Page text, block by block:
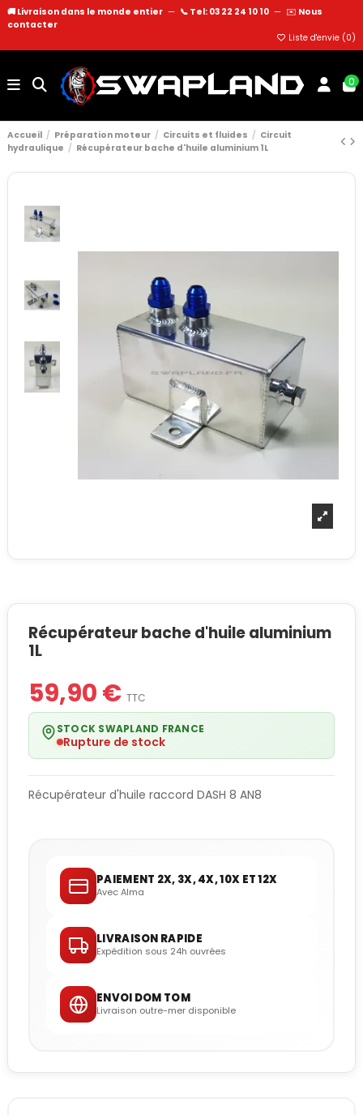
🚚 Livraison dans le monde entier — 📞 Tel: 03 22 24 10 10 — ✉️ Nous
contacter
Liste d'envie (0)
0
Accueil Préparation moteur Circuits et fluides
Circuit
hydraulique
Récupérateur bache d'huile aluminium 1L
Récupérateur bache d'huile aluminium
1L
59,90 € TTC
STOCK SWAPLAND FRANCE
Rupture de stock
Récupérateur d'huile raccord DASH 8 AN8
PAIEMENT 2X, 3X, 4X, 10X ET 12X
Avec Alma
LIVRAISON RAPIDE
Expédition sous 24h ouvrées
ENVOI DOM TOM
Livraison outre-mer disponible